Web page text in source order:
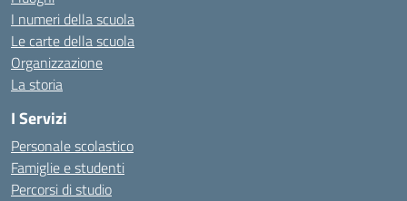
I numeri della scuola
Le carte della scuola
Organizzazione
La storia
I Servizi
Personale scolastico
Famiglie e studenti
Percorsi di studio